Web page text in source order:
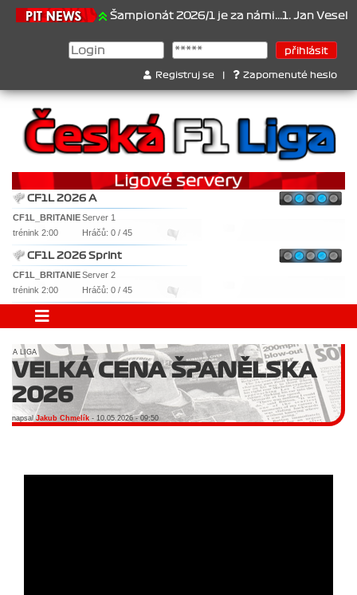
Šampionát 2026/1 je za námi...1. Jan Veselý , 2. Jan
Registruj se Zapomenuté heslo
CF1L 2026 A
CF1L_BRITANIEServer 1
trénink 2:00
Hráčů: 0 / 45
CF1L 2026 Sprint
CF1L_BRITANIEServer 2
trénink 2:00
Hráčů: 0 / 45
A LIGA
VELKÁ CENA ŠPANĚLSKA
2026
napsalJakub Chmelík - 10.05.2026 - 09:50